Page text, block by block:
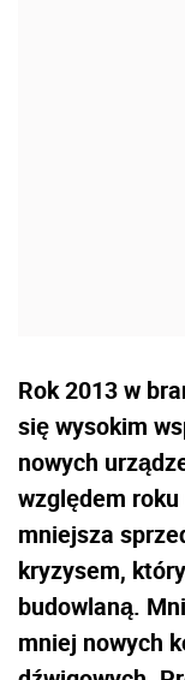
Rok 2013 w
się wysokim
nowych
względem
mniejsza
kryzysem,
budowlaną.
mniej nowych